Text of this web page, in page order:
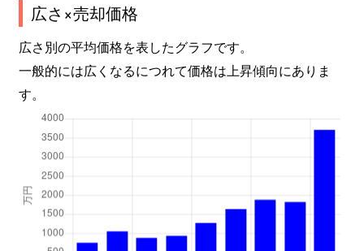
広さ×売却価格
広さ別の平均価格を表したグラフです。
一般的には広くなるにつれて価格は上昇傾向にありま
す。